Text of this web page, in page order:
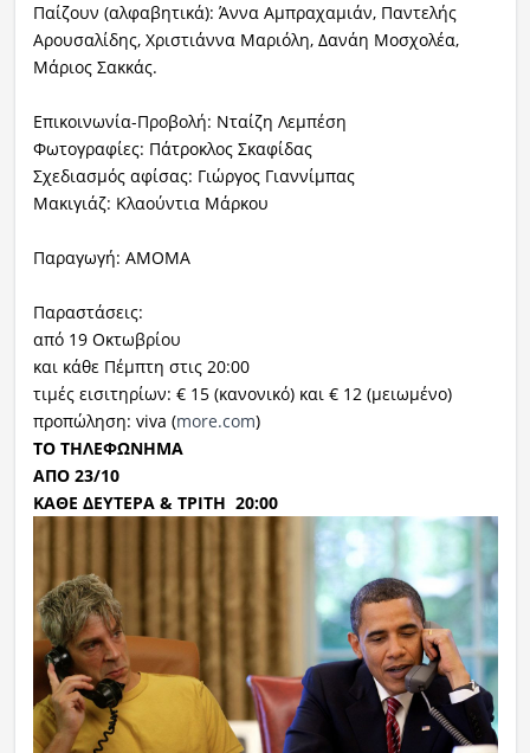
Παίζουν (αλφαβητικά): Άννα Αμπραχαμιάν, Παντελής
Αρουσαλίδης, Χριστιάννα Μαριόλη, Δανάη Μοσχολέα,
Μάριος Σακκάς.
Επικοινωνία-Προβολή: Νταίζη Λεμπέση
Φωτογραφίες: Πάτροκλος Σκαφίδας
Σχεδιασμός αφίσας: Γιώργος Γιαννίμπας
Μακιγιάζ: Κλαούντια Μάρκου
Παραγωγή: ΑΜΟΜΑ
Παραστάσεις:
από 19 Οκτωβρίου
και κάθε Πέμπτη στις 20:00
τιμές εισιτηρίων: € 15 (κανονικό) και € 12 (μειωμένο)
προπώληση: viva (more.com)
ΤO ΤΗΛΕΦΩΝΗΜΑ
ΑΠΟ 23/10
ΚΑΘΕ ΔΕΥΤΕΡΑ & ΤΡΙΤΗ 20:00